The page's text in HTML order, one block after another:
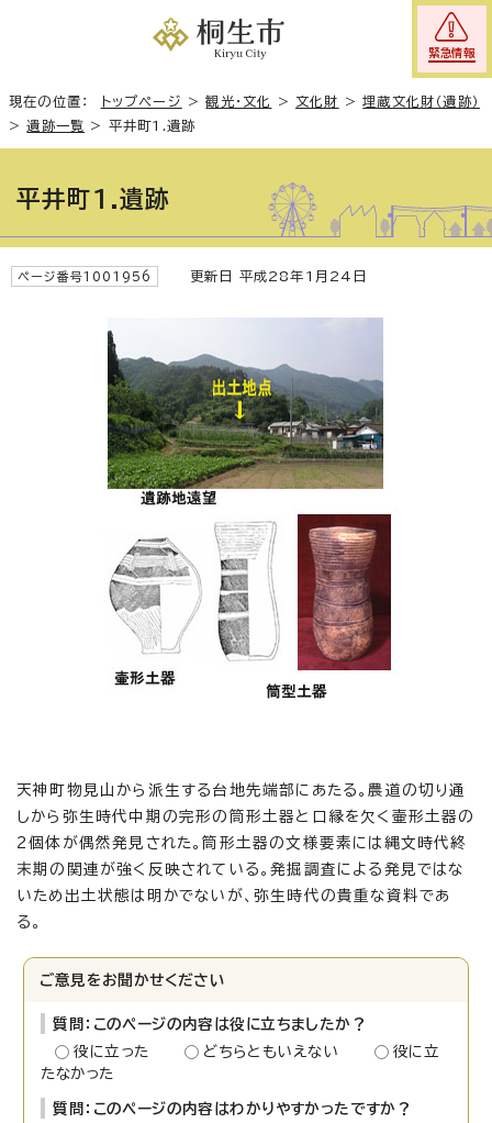
緊急情報
現在の位置： トップページ >観光・文化 >文化財 >埋蔵文化財（遺跡）
>遺跡一覧 > 平井町1.遺跡
平井町1.遺跡
ページ番号1001956 更新日 平成28年1月24日
天神町物見山から派生する台地先端部にあたる。農道の切り通
しから弥生時代中期の完形の筒形土器と口縁を欠く壷形土器の
2個体が偶然発見された。筒形土器の文様要素には縄文時代終
末期の関連が強く反映されている。発掘調査による発見ではな
いため出土状態は明かでないが、弥生時代の貴重な資料であ
る。
ご意見をお聞かせください
質問：このページの内容は役に立ちましたか？
役に立った
どちらともいえない
役に立
たなかった
質問：このページの内容はわかりやすかったですか？